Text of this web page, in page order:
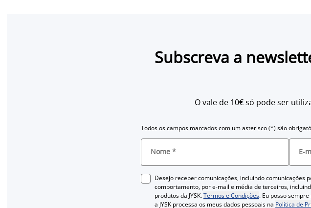
Subscreva a
O vale de 10€ só pode ser
Todos os campos marcados com um asterisco (*) são
Nome * E-
Desejo receber comunicações, incluindo comunicações
comportamento, por e-mail e média de terceiros,
produtos da JYSK.Termos e Condições. Eu posso
a JYSK processa os meus dados pessoais na Política de